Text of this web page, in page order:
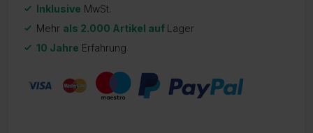
Inklusive MwSt.
Mehr als 2.000 Artikel auf Lager
10 Jahre Erfahrung